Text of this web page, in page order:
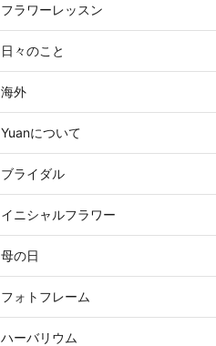
フラワーレッスン
日々のこと
海外
Yuanについて
ブライダル
イニシャルフラワー
母の日
フォトフレーム
ハーバリウム